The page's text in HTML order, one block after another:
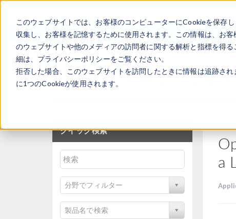
このウェブサイトでは、お客様のコンピューターにCookieを保存
収集し、お客様を記憶するために使用されます。この情報は、お
のウェブサイトや他のメディアの訪問者に関する解析と指標を得
細は、プライバシーポリシーをご覧ください。
拒否した場合、このウェブサイトを訪問したときに情報は追跡さ
に1つのCookieが使用されます。アプリケーションギ
クイック検索
分野でフィルター
製品名で検索
a